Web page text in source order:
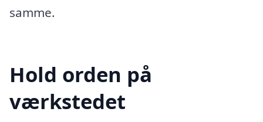
samme.
Hold orden på
værkstedet